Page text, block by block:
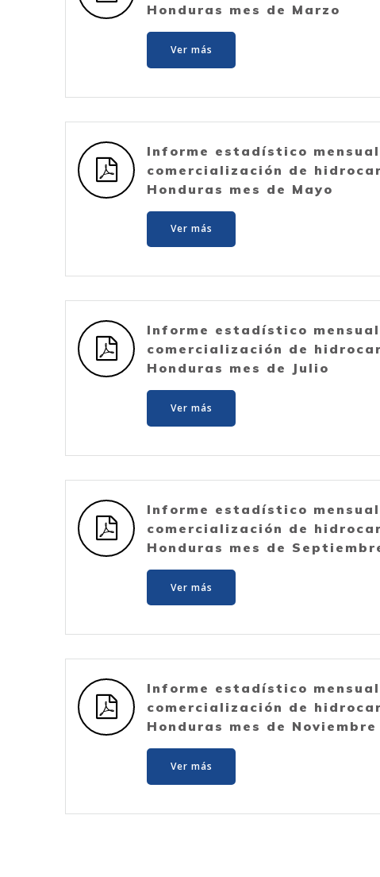
Honduras mes de Marzo
Ver más
Informe estadístico
comercialización de
Honduras mes de Mayo
Ver más
Informe estadístico
comercialización de
Honduras mes de Julio
Ver más
Informe estadístico
comercialización de
Honduras mes de
Ver más
Informe estadístico
comercialización de
Honduras mes de Noviembre
Ver más